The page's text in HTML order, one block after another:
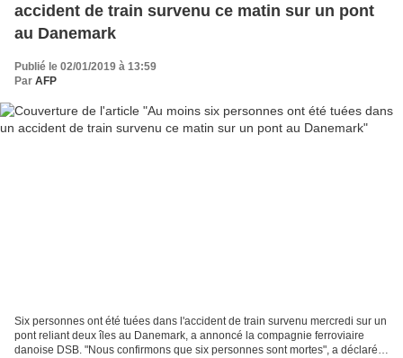
accident de train survenu ce matin sur un pont
au Danemark
Publié le 02/01/2019 à 13:59
Par AFP
Six personnes ont été tuées dans l'accident de train survenu mercredi sur un
pont reliant deux îles au Danemark, a annoncé la compagnie ferroviaire
danoise DSB. "Nous confirmons que six personnes sont mortes", a déclaré à